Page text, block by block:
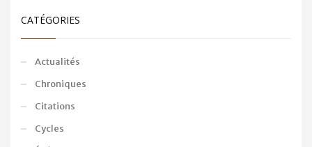
CATÉGORIES
Actualités
Chroniques
Citations
Cycles